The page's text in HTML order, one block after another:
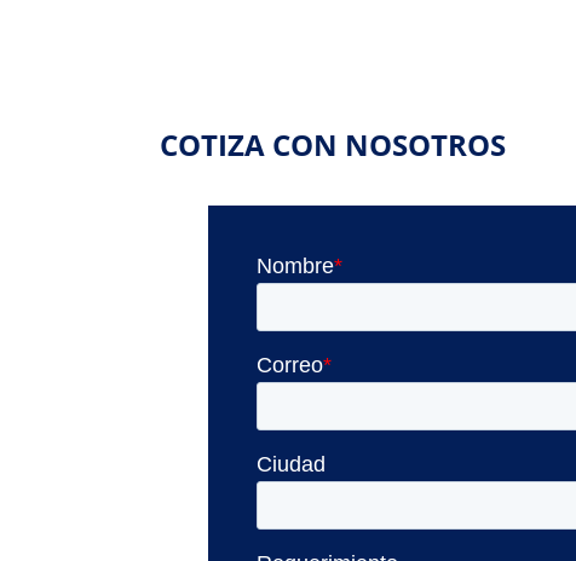
COTIZA CON NOSOTROS